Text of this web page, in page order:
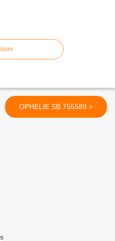
OPHELIE SB.755589 >